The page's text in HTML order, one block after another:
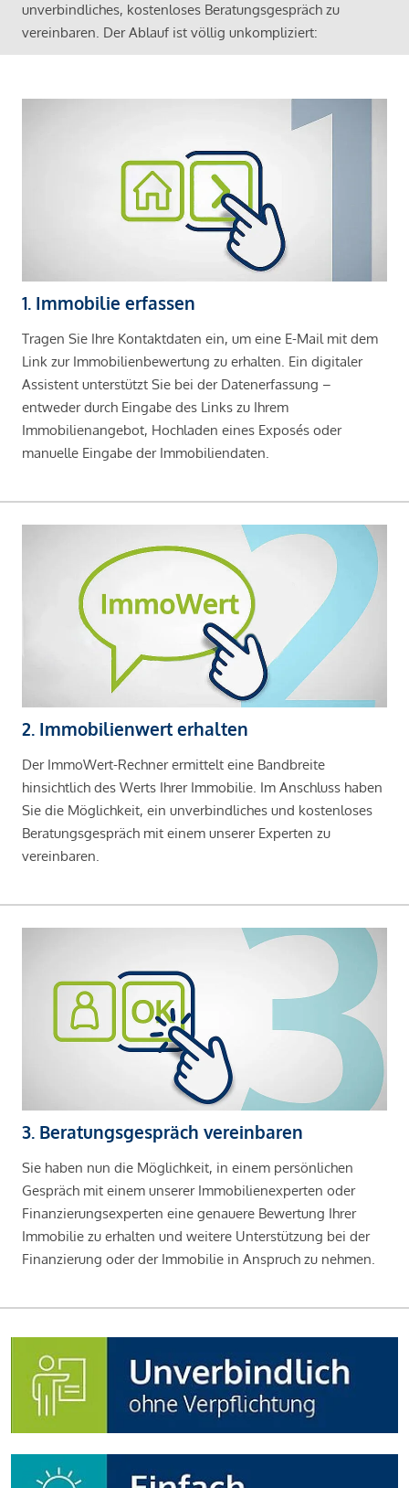
unverbindliches, kostenloses Beratungsgespräch zu
vereinbaren. Der Ablauf ist völlig unkompliziert:
1. Immobilie erfassen
Tragen Sie Ihre Kontaktdaten ein, um eine E-Mail mit dem
Link zur Immobilienbewertung zu erhalten. Ein digitaler
Assistent unterstützt Sie bei der Datenerfassung –
entweder durch Eingabe des Links zu Ihrem
Immobilienangebot, Hochladen eines Exposés oder
manuelle Eingabe der Immobiliendaten.
2. Immobilienwert erhalten
Der ImmoWert-Rechner ermittelt eine Bandbreite
hinsichtlich des Werts Ihrer Immobilie. Im Anschluss haben
Sie die Möglichkeit, ein unverbindliches und kostenloses
Beratungsgespräch mit einem unserer Experten zu
vereinbaren.
3. Beratungsgespräch vereinbaren
Sie haben nun die Möglichkeit, in einem persönlichen
Gespräch mit einem unserer Immobilienexperten oder
Finanzierungsexperten eine genauere Bewertung Ihrer
Immobilie zu erhalten und weitere Unterstützung bei der
Finanzierung oder der Immobilie in Anspruch zu nehmen.